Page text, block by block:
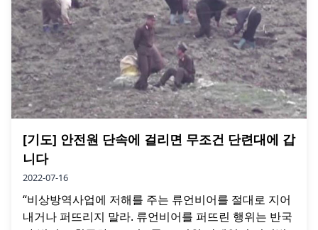
[기도] 안전원 단속에 걸리면 무조건 단련대에 갑
니다
2022-07-16
“비상방역사업에 저해를 주는 류언비어를 절대로 지어
내거나 퍼뜨리지 말라. 류언비어를 퍼뜨린 행위는 반국